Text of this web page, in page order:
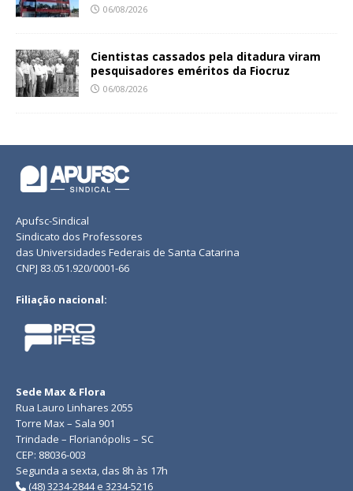
06/08/2026
Cientistas cassados pela ditadura viram
pesquisadores eméritos da Fiocruz
06/08/2026
Apufsc-Sindical
Sindicato dos Professores
das Universidades Federais de Santa Catarina
CNPJ 83.051.920/0001-66
Filiação nacional:
Sede Max & Flora
Rua Lauro Linhares 2055
Torre Max – Sala 901
Trindade – Florianópolis – SC
CEP: 88036-003
Segunda a sexta, das 8h às 17h
(48) 3234-2844 e 3234-5216